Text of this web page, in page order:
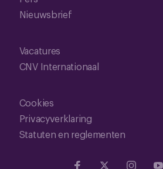
Nieuwsbrief
Vacatures
CNV Internationaal
Cookies
Privacyverklaring
Statuten en reglementen